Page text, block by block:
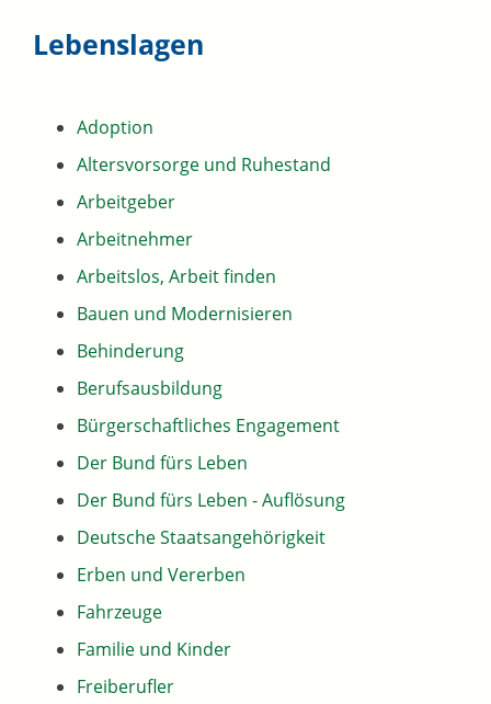
Lebenslagen
Adoption
Altersvorsorge und Ruhestand
Arbeitgeber
Arbeitnehmer
Arbeitslos, Arbeit finden
Bauen und Modernisieren
Behinderung
Berufsausbildung
Bürgerschaftliches Engagement
Der Bund fürs Leben
Der Bund fürs Leben - Auflösung
Deutsche Staatsangehörigkeit
Erben und Vererben
Fahrzeuge
Familie und Kinder
Freiberufler